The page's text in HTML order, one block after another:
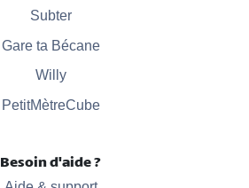
Subter
Gare ta Bécane
Willy
PetitMètreCube
Besoin d'aide ?